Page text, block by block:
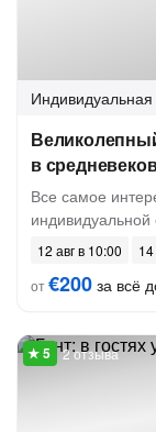
Индивидуальная
в
Все самое
индивидуальной
12 авг в 10:00
от€200 за всё
2 отзыва